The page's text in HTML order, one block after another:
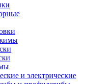
и электрические